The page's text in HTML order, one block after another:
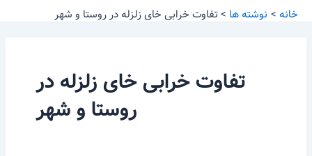
خانه نوشته ها تفاوت خرابی خای زلزله در روستا و شهر
تفاوت خرابی خای زلزله در
روستا و شهر